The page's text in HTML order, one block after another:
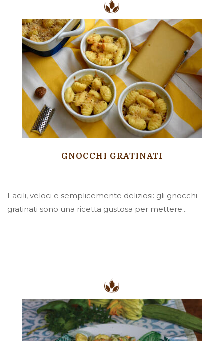
GNOCCHI GRATINATI
Facili, veloci e semplicemente deliziosi: gli gnocchi
gratinati sono una ricetta gustosa per mettere...